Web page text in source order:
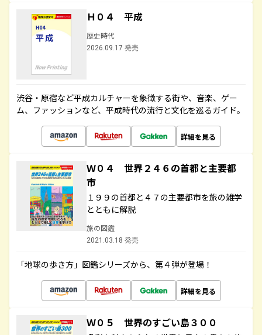
Ｈ０４ 平成
歴史時代
2026.09.17 発売
渋谷・原宿など平成カルチャーを象徴する街や、音楽、ゲー
ム、ファッションなど、平成時代の流行と文化を巡るガイド。
詳細を見る
Ｗ０４ 世界２４６の首都と主要都
市
１９９の首都と４７の主要都市を旅の雑学
とともに解説
旅の図鑑
2021.03.18 発売
「地球の歩き方」図鑑シリーズから、第４弾が登場！
詳細を見る
Ｗ０５ 世界のすごい島３００